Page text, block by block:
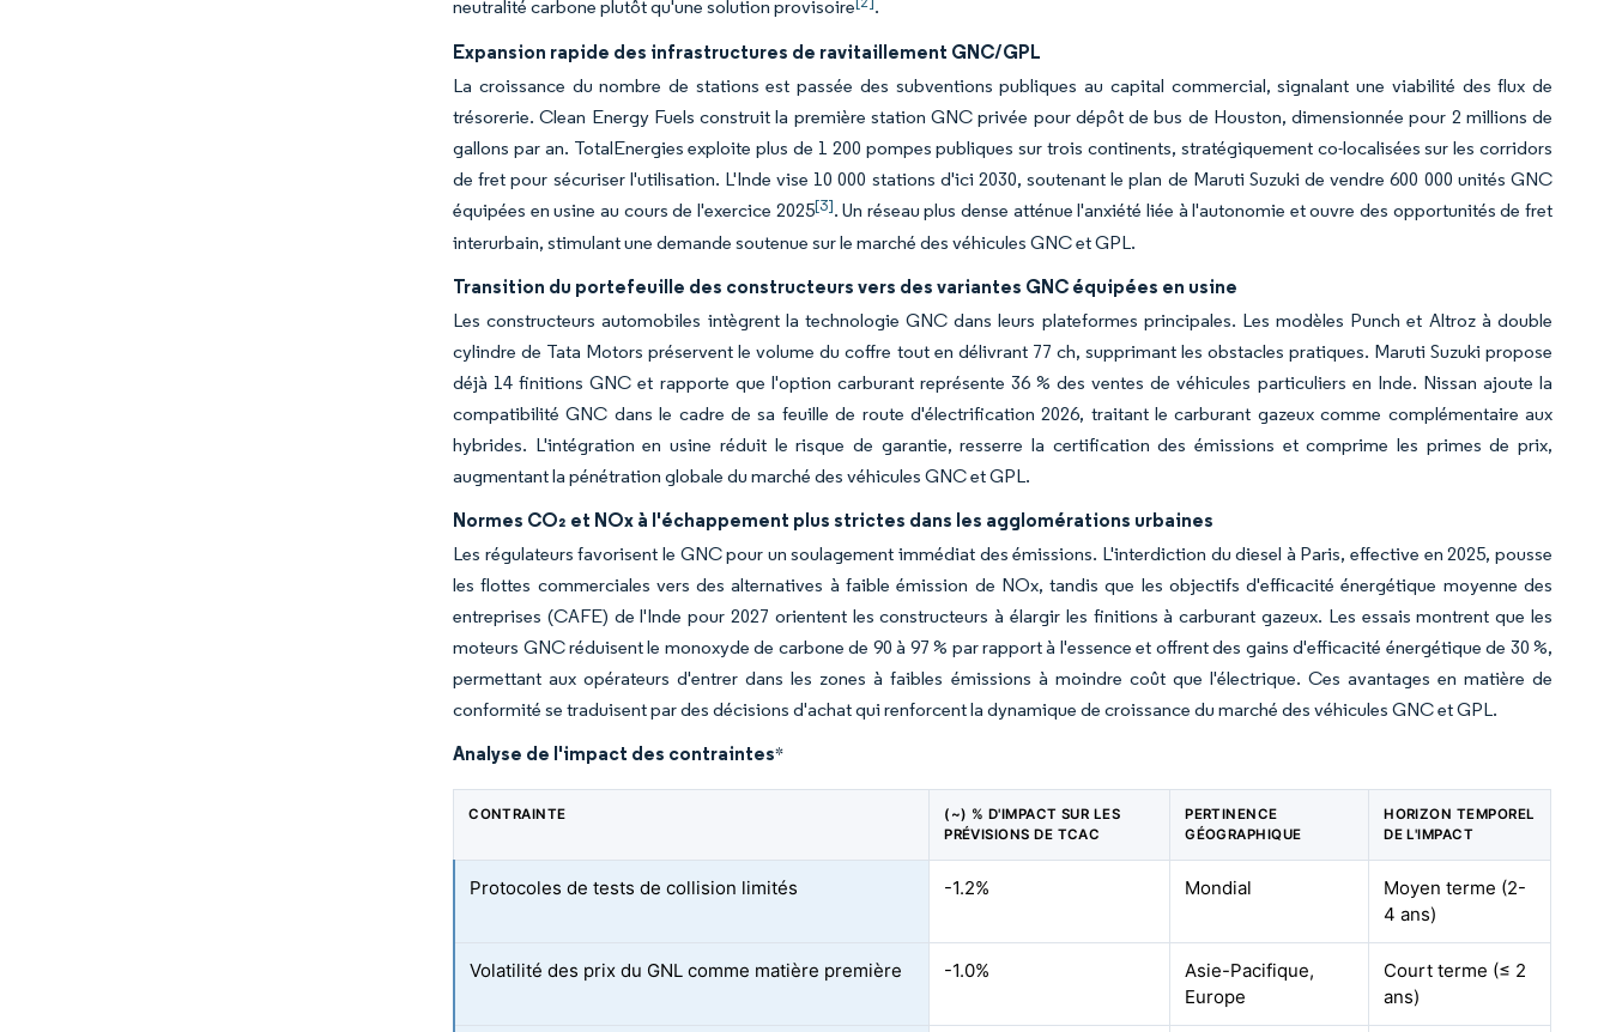
neutralité carbone plutôt qu'une solution provisoire
.
Expansion rapide des infrastructures de ravitaillement GNC/GPL
La croissance du nombre de stations est passée des subventions publiques au capital commercial, signalant une viabilité des flux de
trésorerie. Clean Energy Fuels construit la première station GNC privée pour dépôt de bus de Houston, dimensionnée pour 2 millions de
gallons par an. TotalEnergies exploite plus de 1 200 pompes publiques sur trois continents, stratégiquement co-localisées sur les corridors
de fret pour sécuriser l'utilisation. L'Inde vise 10 000 stations d'ici 2030, soutenant le plan de Maruti Suzuki de vendre 600 000 unités GNC
équipées en usine au cours de l'exercice 2025[3]. Un réseau plus dense atténue l'anxiété liée à l'autonomie et ouvre des opportunités de fret
interurbain, stimulant une demande soutenue sur le marché des véhicules GNC et GPL.
Transition du portefeuille des constructeurs vers des variantes GNC équipées en usine
Les constructeurs automobiles intègrent la technologie GNC dans leurs plateformes principales. Les modèles Punch et Altroz à double
cylindre de Tata Motors préservent le volume du coffre tout en délivrant 77 ch, supprimant les obstacles pratiques. Maruti Suzuki propose
déjà 14 finitions GNC et rapporte que l'option carburant représente 36 % des ventes de véhicules particuliers en Inde. Nissan ajoute la
compatibilité GNC dans le cadre de sa feuille de route d'électrification 2026, traitant le carburant gazeux comme complémentaire aux
hybrides. L'intégration en usine réduit le risque de garantie, resserre la certification des émissions et comprime les primes de prix,
augmentant la pénétration globale du marché des véhicules GNC et GPL.
Normes CO₂ et NOx à l'échappement plus strictes dans les agglomérations urbaines
Les régulateurs favorisent le GNC pour un soulagement immédiat des émissions. L'interdiction du diesel à Paris, effective en 2025, pousse
les flottes commerciales vers des alternatives à faible émission de NOx, tandis que les objectifs d'efficacité énergétique moyenne des
entreprises (CAFE) de l'Inde pour 2027 orientent les constructeurs à élargir les finitions à carburant gazeux. Les essais montrent que les
moteurs GNC réduisent le monoxyde de carbone de 90 à 97 % par rapport à l'essence et offrent des gains d'efficacité énergétique de 30 %,
permettant aux opérateurs d'entrer dans les zones à faibles émissions à moindre coût que l'électrique. Ces avantages en matière de
conformité se traduisent par des décisions d'achat qui renforcent la dynamique de croissance du marché des véhicules GNC et GPL.
Analyse de l'impact des contraintes*
CONTRAINTE
(~) % D'IMPACT SUR LES
PRÉVISIONS DE TCAC
PERTINENCE
GÉOGRAPHIQUE
HORIZON TEMPOREL
DE L'IMPACT
Protocoles de tests de collision limités -1.2% Mondial
Moyen terme (2-
4 ans)
Volatilité des prix du GNL comme matière première -1.0%
Asie-Pacifique,
Europe
Court terme (≤ 2
ans)